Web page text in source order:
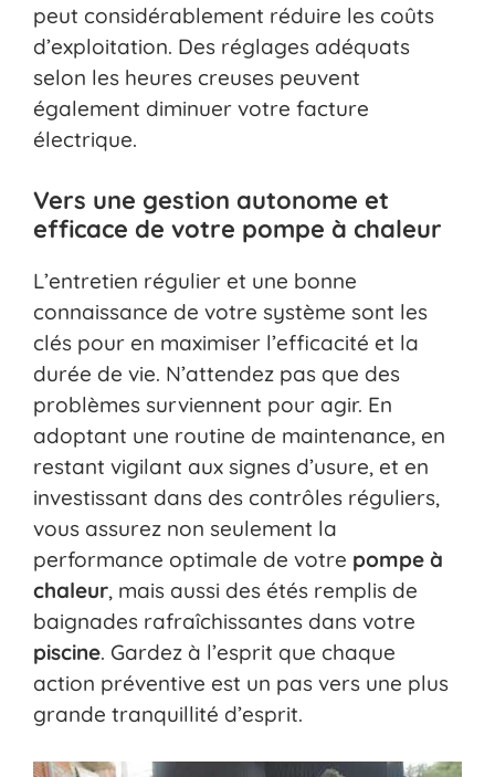
peut considérablement réduire les coûts
d’exploitation. Des réglages adéquats
selon les heures creuses peuvent
également diminuer votre facture
électrique.
Vers une gestion autonome et
efficace de votre pompe à chaleur
L’entretien régulier et une bonne
connaissance de votre système sont les
clés pour en maximiser l’efficacité et la
durée de vie. N’attendez pas que des
problèmes surviennent pour agir. En
adoptant une routine de maintenance, en
restant vigilant aux signes d’usure, et en
investissant dans des contrôles réguliers,
vous assurez non seulement la
performance optimale de votre pompe à
chaleur, mais aussi des étés remplis de
baignades rafraîchissantes dans votre
piscine. Gardez à l’esprit que chaque
action préventive est un pas vers une plus
grande tranquillité d’esprit.